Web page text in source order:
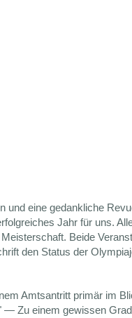
eine gedankliche
Jahr für uns.
Beide
den Status der
Amtsantritt primär im
— Zu einem gewissen